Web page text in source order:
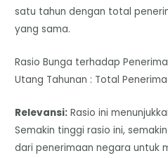
satu tahun dengan total
yang sama.
Rasio Bunga terhadap
Utang Tahunan : Total
Relevansi: Rasio ini
Semakin tinggi rasio ini,
dari penerimaan negara untuk